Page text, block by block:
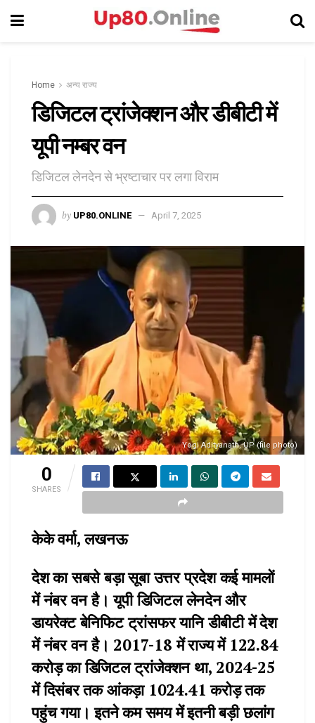
Home अन्य राज्य
डिजिटल ट्रांजेक्शन और डीबीटी में
यूपी नम्बर वन
डिजिटल लेनदेन से भ्रष्टाचार पर लगा विराम
by UP80.ONLINE April 7, 2025
Yogi Adityanath, UP (file photo)
0
SHARES
केके वर्मा, लखनऊ
देश का सबसे बड़ा सूबा उत्तर प्रदेश कई मामलों
में नंबर वन है। यूपी डिजिटल लेनदेन और
डायरेक्ट बेनिफिट ट्रांसफर यानि डीबीटी में देश
में नंबर वन है। 2017-18 में राज्य में 122.84
करोड़ का डिजिटल ट्रांजेक्शन था, 2024-25
में दिसंबर तक आंकड़ा 1024.41 करोड़ तक
पहुंच गया। इतने कम समय में इतनी बड़ी छलांग